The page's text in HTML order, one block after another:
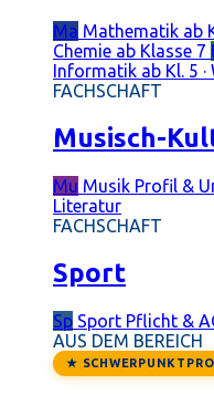
Ma Mathematik ab
Chemie ab Klasse 7
Informatik ab Kl. 5 ·
FACHSCHAFT
Musisch-
Mu Musik Profil &
Literatur
FACHSCHAFT
Sport
Sp Sport Pflicht &
AUS DEM BEREICH
★